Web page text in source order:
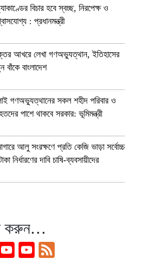
বিচার হবে স্বচ্ছ, নিরপেক্ষ ও
: প্রধানমন্ত্রী
আখরে লেখা গণঅভ্যুত্থান, ইতিহাসের
বাঁকে বাংলাদেশ
গণঅভ্যুত্থানের সকল শহীদ পরিবার ও
পাশে থাকবে সরকার: ভূমিমন্ত্রী
আলু সংরক্ষণে প্রতি কেজি ভাড়া সর্বোচ্চ
নির্ধারণের দাবি চাষি-ব্যবসায়ীদের
করুন…
TwitterYouTube
YouTube